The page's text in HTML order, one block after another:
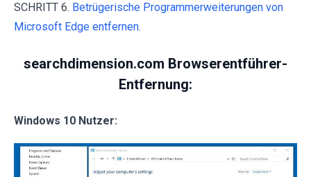
SCHRITT 6. Betrügerische Programmerweiterungen von
Microsoft Edge entfernen.
searchdimension.com Browserentführer-
Entfernung:
Windows 10 Nutzer: